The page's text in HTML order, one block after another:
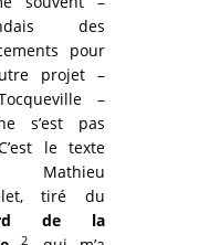
des
pour
projet –
–
s’est pas
le texte
tiré du
de la
2